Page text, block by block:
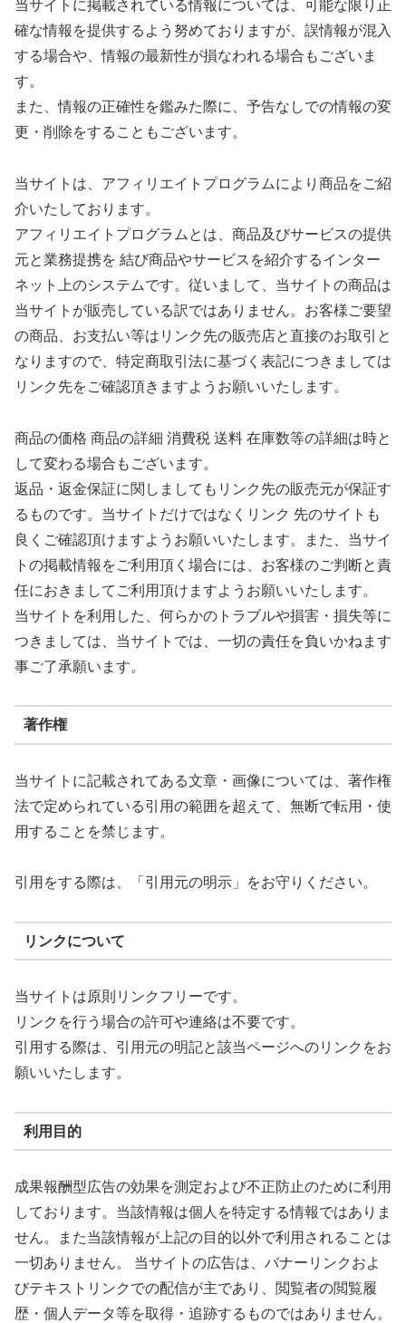
当サイトに掲載されている情報については、可能な限り正
確な情報を提供するよう努めておりますが、誤情報が混入
する場合や、情報の最新性が損なわれる場合もございま
す。
また、情報の正確性を鑑みた際に、予告なしでの情報の変
更・削除をすることもございます。
当サイトは、アフィリエイトプログラムにより商品をご紹
介いたしております。
アフィリエイトプログラムとは、商品及びサービスの提供
元と業務提携を 結び商品やサービスを紹介するインター
ネット上のシステムです。従いまして、当サイトの商品は
当サイトが販売している訳ではありません。お客様ご要望
の商品、お支払い等はリンク先の販売店と直接のお取引と
なりますので、特定商取引法に基づく表記につきましては
リンク先をご確認頂きますようお願いいたします。
商品の価格 商品の詳細 消費税 送料 在庫数等の詳細は時と
して変わる場合もございます。
返品・返金保証に関しましてもリンク先の販売元が保証す
るものです。当サイトだけではなくリンク 先のサイトも
良くご確認頂けますようお願いいたします。また、当サイ
トの掲載情報をご利用頂く場合には、お客様のご判断と責
任におきましてご利用頂けますようお願いいたします。
当サイトを利用した、何らかのトラブルや損害・損失等に
つきましては、当サイトでは、一切の責任を負いかねます
事ご了承願います。
著作権
当サイトに記載されてある文章・画像については、著作権
法で定められている引用の範囲を超えて、無断で転用・使
用することを禁じます。
引用をする際は、「引用元の明示」をお守りください。
リンクについて
当サイトは原則リンクフリーです。
リンクを行う場合の許可や連絡は不要です。
引用する際は、引用元の明記と該当ページへのリンクをお
願いいたします。
利用目的
成果報酬型広告の効果を測定および不正防止のために利用
しております。当該情報は個人を特定する情報ではありま
せん。また当該情報が上記の目的以外で利用されることは
一切ありません。 当サイトの広告は、バナーリンクおよ
びテキストリンクでの配信が主であり、閲覧者の閲覧履
歴・個人データ等を取得・追跡するものではありません。